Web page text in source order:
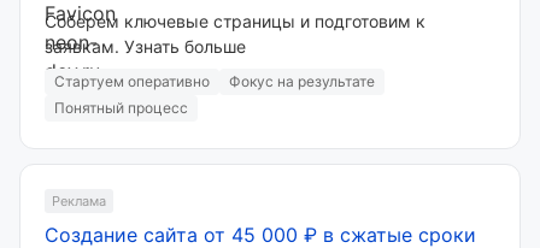
Соберем ключевые страницы и подготовим к
заявкам. Узнать больше
Стартуем оперативно
Фокус на результате
Понятный процесс
Реклама
Создание сайта от 45 000 ₽ в сжатые сроки